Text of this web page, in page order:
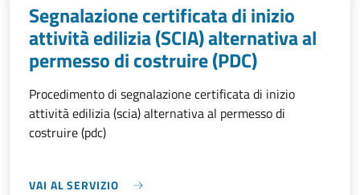
Segnalazione certificata di inizio
attività edilizia (SCIA) alternativa al
permesso di costruire (PDC)
Procedimento di segnalazione certificata di inizio
attività edilizia (scia) alternativa al permesso di
costruire (pdc)
VAI AL SERVIZIO